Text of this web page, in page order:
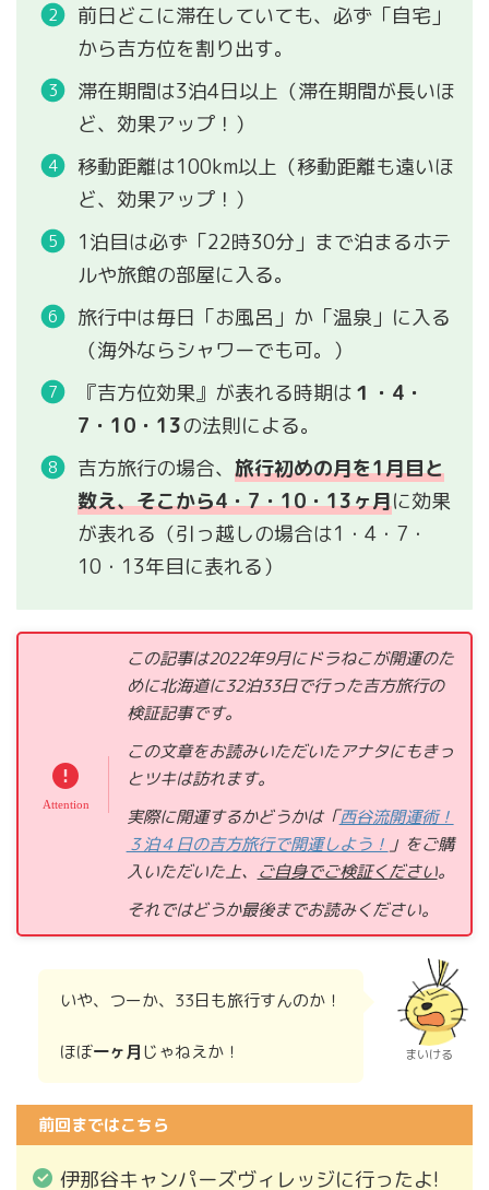
前日どこに滞在していても、必ず「自宅」
から吉方位を割り出す。
滞在期間は3泊4日以上（滞在期間が長いほ
ど、効果アップ！）
移動距離は100km以上（移動距離も遠いほ
ど、効果アップ！）
1泊目は必ず「22時30分」まで泊まるホテ
ルや旅館の部屋に入る。
旅行中は毎日「お風呂」か「温泉」に入る
（海外ならシャワーでも可。）
『吉方位効果』が表れる時期は １・4・
7・10・13の法則による。
吉方旅行の場合、 旅行初めの月を1月目と
数え、そこから4・7・10・13ヶ月に効果
が表れる（引っ越しの場合は1・4・7・
10・13年目に表れる）
この記事は2022年9月にドラねこが開運のた
めに北海道に32泊33日で行った吉方旅行の
検証記事です。
この文章をお読みいただいたアナタにもきっ
とツキは訪れます。
実際に開運するかどうかは「西谷流開運術！
３泊４日の吉方旅行で開運しよう！ 」をご購
入いただいた上、 ご自身でご検証ください。
それではどうか最後までお読みください。
いや、つーか、33日も旅行すんのか！
ほぼ一ヶ月じゃねえか！ まいける
前回まではこちら
伊那谷キャンパーズヴィレッジに行ったよ!